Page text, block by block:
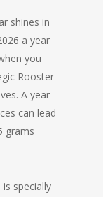
shines in
a year
you
Rooster
A year
can lead
grams
specially